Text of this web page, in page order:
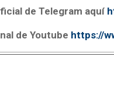
de Telegram aquí
de Youtube https://